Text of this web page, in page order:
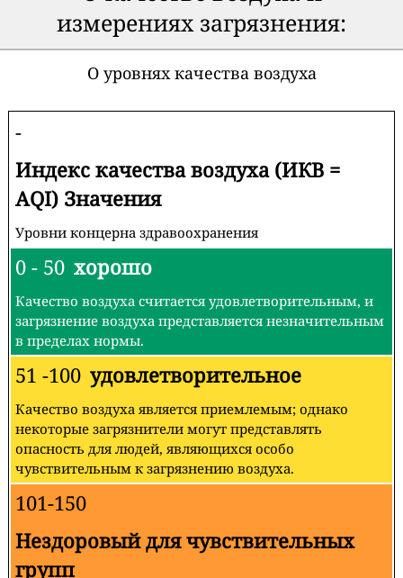
измерениях загрязнения:
О уровнях качества воздуха
-
Индекс качества воздуха (ИКВ =
AQI) Значения
Уровни концерна здравоохранения
0 - 50 хорошо
Качество воздуха считается удовлетворительным, и
загрязнение воздуха представляется незначительным
в пределах нормы.
51 -100 удовлетворительное
Качество воздуха является приемлемым; однако
некоторые загрязнители могут представлять
опасность для людей, являющихся особо
чувствительным к загрязнению воздуха.
101-150
Нездоровый для чувствительных
групп